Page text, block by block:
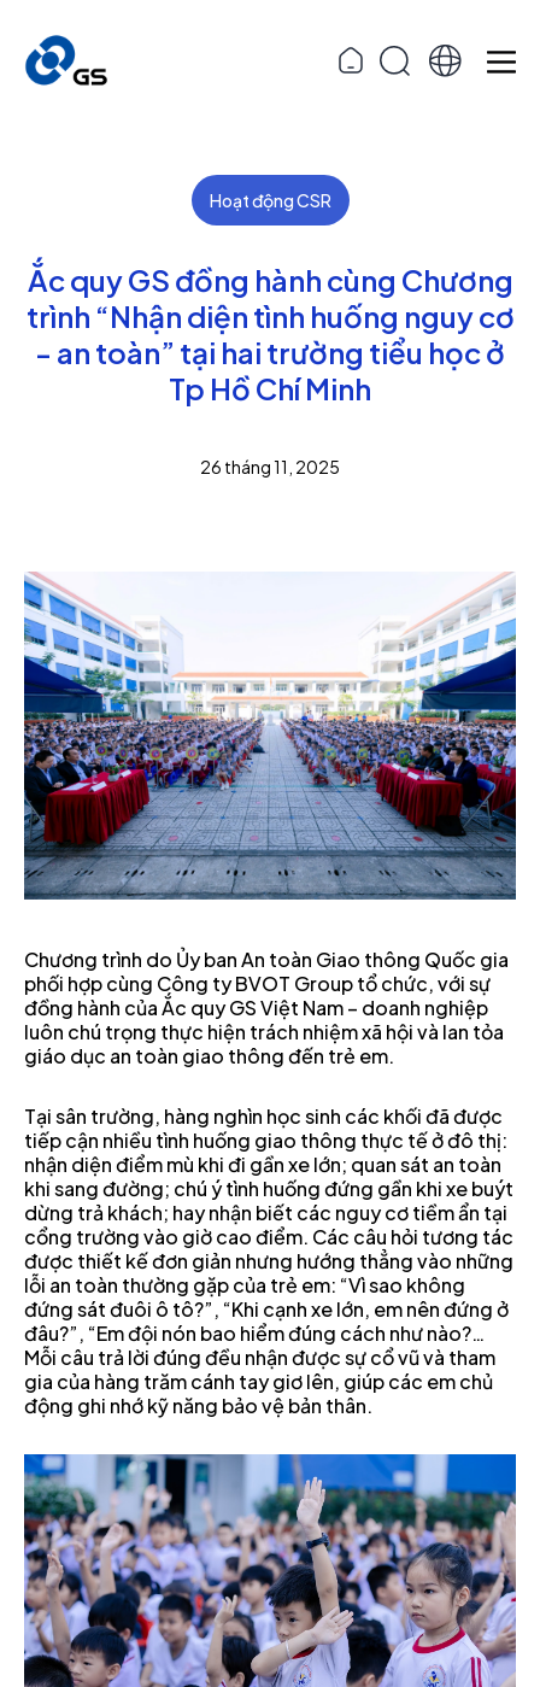
Hoạt động CSR
Ắc quy GS đồng hành cùng Chương
trình “Nhận diện tình huống nguy cơ
- an toàn” tại hai trường tiểu học ở
Tp Hồ Chí Minh
26 tháng 11, 2025
Chương trình do Ủy ban An toàn Giao thông Quốc gia
phối hợp cùng Công ty BVOT Group tổ chức, với sự
đồng hành của Ắc quy GS Việt Nam – doanh nghiệp
luôn chú trọng thực hiện trách nhiệm xã hội và lan tỏa
giáo dục an toàn giao thông đến trẻ em.
Tại sân trường, hàng nghìn học sinh các khối đã được
tiếp cận nhiều tình huống giao thông thực tế ở đô thị:
nhận diện điểm mù khi đi gần xe lớn; quan sát an toàn
khi sang đường; chú ý tình huống đứng gần khi xe buýt
dừng trả khách; hay nhận biết các nguy cơ tiềm ẩn tại
cổng trường vào giờ cao điểm. Các câu hỏi tương tác
được thiết kế đơn giản nhưng hướng thẳng vào những
lỗi an toàn thường gặp của trẻ em: “Vì sao không
đứng sát đuôi ô tô?”, “Khi cạnh xe lớn, em nên đứng ở
đâu?”, “Em đội nón bao hiểm đúng cách như nào?…
Mỗi câu trả lời đúng đều nhận được sự cổ vũ và tham
gia của hàng trăm cánh tay giơ lên, giúp các em chủ
động ghi nhớ kỹ năng bảo vệ bản thân.